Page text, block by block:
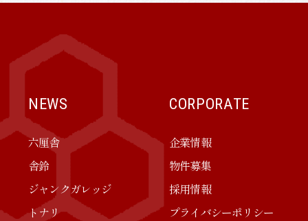
NEWS
六厘舎
舎鈴
ジャンクガレッジ
トナリ
CORPORATE
企業情報
物件募集
採用情報
プライバシーポリシー